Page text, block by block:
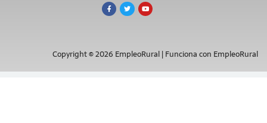
Copyright © 2026 EmpleoRural | Funciona con EmpleoRural